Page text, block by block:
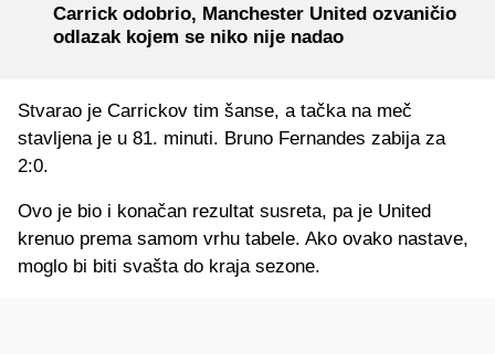
Carrick odobrio, Manchester United ozvaničio
odlazak kojem se niko nije nadao
Stvarao je Carrickov tim šanse, a tačka na meč
stavljena je u 81. minuti. Bruno Fernandes zabija za
2:0.
Ovo je bio i konačan rezultat susreta, pa je United
krenuo prema samom vrhu tabele. Ako ovako nastave,
moglo bi biti svašta do kraja sezone.